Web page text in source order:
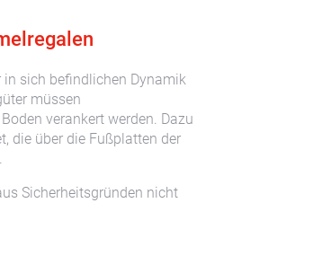
in sich befindlichen Dynamik
müssen
verankert werden. Dazu
die über die Fußplatten der
Sicherheitsgründen nicht